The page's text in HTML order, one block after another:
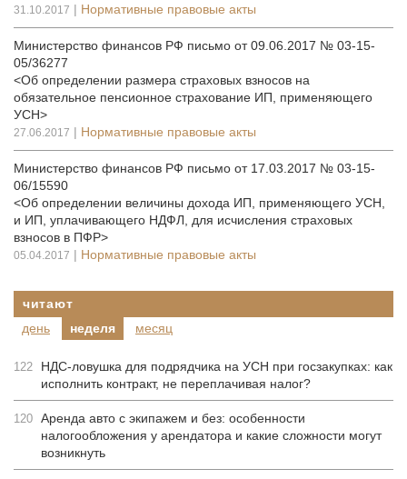
31.10.2017 | Нормативные правовые акты
Министерство финансов РФ письмо от 09.06.2017 № 03-15-
05/36277
<Об определении размера страховых взносов на
обязательное пенсионное страхование ИП, применяющего
УСН>
27.06.2017 | Нормативные правовые акты
Министерство финансов РФ письмо от 17.03.2017 № 03-15-
06/15590
<Об определении величины дохода ИП, применяющего УСН,
и ИП, уплачивающего НДФЛ, для исчисления страховых
взносов в ПФР>
05.04.2017 | Нормативные правовые акты
читают
день
неделя месяц
122
НДС-ловушка для подрядчика на УСН при госзакупках: как
исполнить контракт, не переплачивая налог?
120 Аренда авто с экипажем и без: особенности
налогообложения у арендатора и какие сложности могут
возникнуть